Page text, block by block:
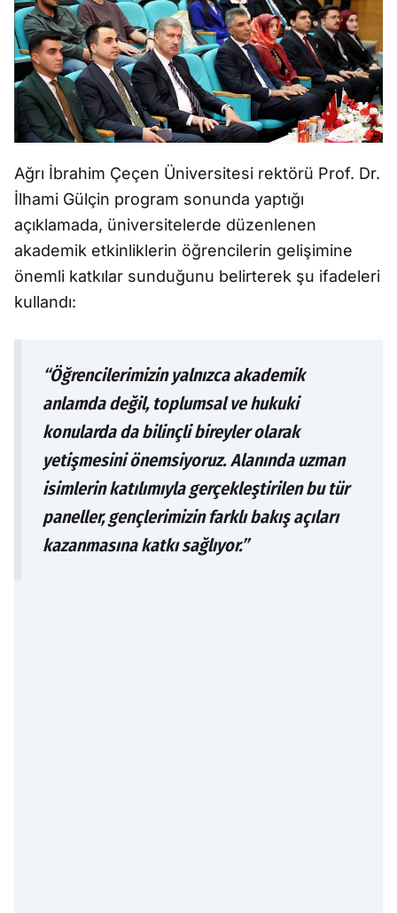
Ağrı İbrahim Çeçen Üniversitesi rektörü Prof. Dr.
İlhami Gülçin program sonunda yaptığı
açıklamada, üniversitelerde düzenlenen
akademik etkinliklerin öğrencilerin gelişimine
önemli katkılar sunduğunu belirterek şu ifadeleri
kullandı:
“Öğrencilerimizin yalnızca akademik
anlamda değil, toplumsal ve hukuki
konularda da bilinçli bireyler olarak
yetişmesini önemsiyoruz. Alanında uzman
isimlerin katılımıyla gerçekleştirilen bu tür
paneller, gençlerimizin farklı bakış açıları
kazanmasına katkı sağlıyor.”